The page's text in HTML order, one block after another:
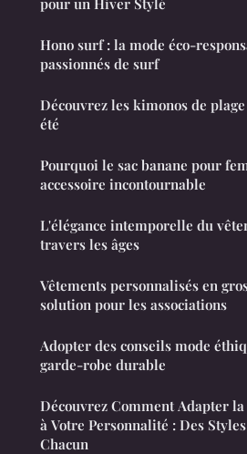
Hono surf : la mode éco-
passionnés de surf
Découvrez les kimonos de
été
Pourquoi le sac banane pour
accessoire incontournable
L'élégance intemporelle du
travers les âges
Vêtements personnalisés en
solution pour les associations
Adopter des conseils mode
garde-robe durable
Découvrez Comment Adapter
à Votre Personnalité : Des
Chacun